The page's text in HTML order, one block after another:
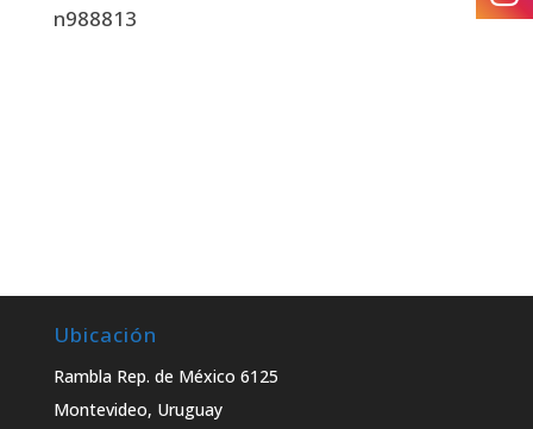
n988813
Ubicación
Rambla Rep. de México 6125
Montevideo, Uruguay